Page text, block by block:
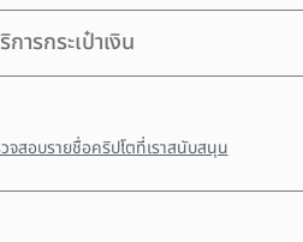
การกระเป๋าเงิน
จสอบรายชื่อคริปโตที่เราสนับสนุน